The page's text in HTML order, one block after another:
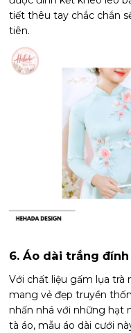
tiết thêu tay chắc chắn
tiên.
6. Áo dài trắng
Với chất liệu gấm lụa trà
mang vẻ đẹp truyền
nhấn nhá với những hạt
tà áo, mẫu áo dài cưới